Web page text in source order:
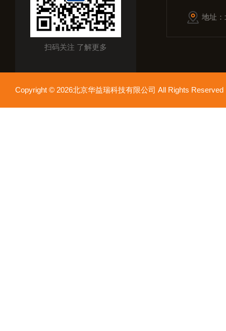
扫码关注 了解更多
地址
Copyright © 2026北京华益瑞科技有限公司 All Rights